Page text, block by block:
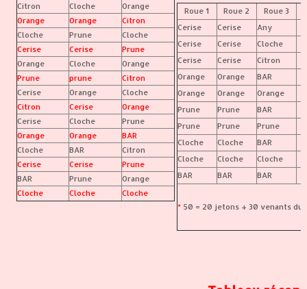
Citron
Cloche
Orange
Orange
Orange
Citron
Cloche
Prune
Cloche
Cerise
Cerise
Prune
Orange
Cloche
Orange
Prune
prune
Citron
Cerise
Orange
Cloche
Citron
Cerise
Orange
Cerise
Cloche
Prune
Orange
Orange
BAR
Cloche
BAR
Citron
Cerise
Cerise
Prune
BAR
Prune
Orange
Cloche
Cloche Cloche
Roue 1
Roue 2
Roue 3
Cerise
Cerise Any
Cerise
Cerise Cloche
Cerise
Cerise Citron
Orange
Orange BAR
Orange
Orange Orange
Prune
Prune BAR
Prune
Prune Prune
Cloche
Cloche BAR
Cloche
Cloche Cloche
BAR
BAR BAR
* 50 = 20 jetons + 30 venants du